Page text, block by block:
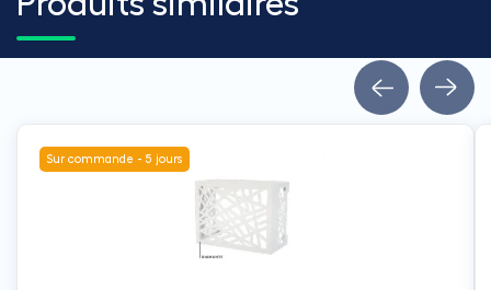
Sur commande - 5 jours